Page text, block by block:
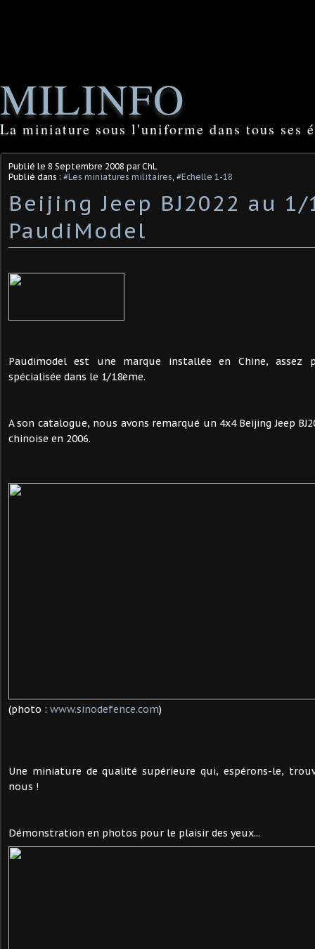
MILINFO
La miniature sous l'uniforme dans tous ses
Publié le 8 Septembre 2008 par ChL
Publié dans : #Les miniatures militaires, #Echelle 1-18
Beijing Jeep BJ2022 au
PaudiModel
Paudimodel est une marque installée en Chine, assez
spécialisée dans le 1/18ème.
A son catalogue, nous avons remarqué un 4x4 Beijing Jeep
chinoise en 2006.
(photo : www.sinodefence.com)
Une miniature de qualité supérieure qui, espérons-le,
nous !
Démonstration en photos pour le plaisir des yeux...